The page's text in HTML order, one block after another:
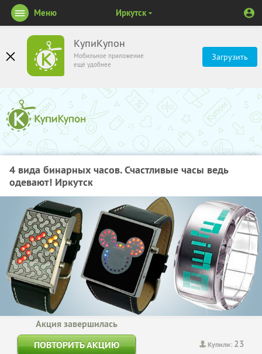
КупиКупон
Мобильное приложение
ещё удобнее
Загрузить
Меню Иркутск
4 вида бинарных часов. Счастливые часы ведь
одевают! Иркутск
Купили: 23
Акция завершилась
ПОВТОРИТЬ АКЦИЮ